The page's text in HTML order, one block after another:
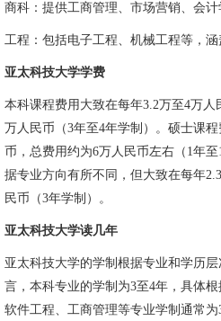
商科：提供工商管理、市场营销、会计
工程：包括电子工程、机械工程等，涵
亚太科技大学学费
本科课程费用大致在每年3.2万至4万
万人民币（3年至4年学制）。硕士课
币，总费用约为6万人民币左右（1年
据专业方向有所不同，但大致在每年
民币（3年学制）。
亚太科技大学读几年
亚太科技大学的学制根据专业和学历
言，本科专业的学制为3至4年，具体
软件工程、工商管理等专业学制通常